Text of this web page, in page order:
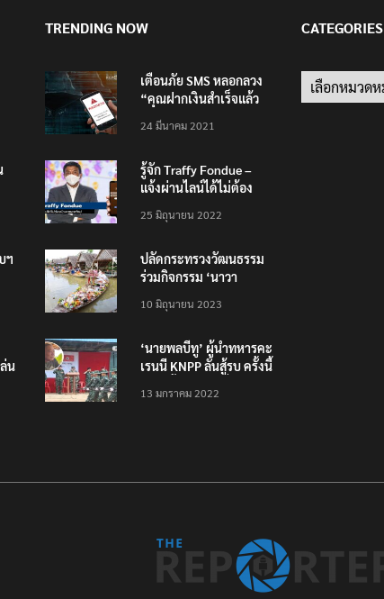
ฯ
น
TRENDING NOW
เตือนภัย SMS หลอกลวง
“คุณฝากเงินสำเร็จแล้ว
200,000 บาท”
24 มีนาคม 2021
รู้จัก Traffy Fondue –
แจ้งผ่านไลน์ได้ไม่ต้อง
ทั่วไทย ไม่ใช่แค่ในกรุง
25 มิถุนายน 2022
ปลัดกระทรวงวัฒนธรรม
ร่วมกิจกรรม ‘นาวา
ตักบาตรทางน้ำ
10 มิถุนายน 2023
‘นายพลบีทู’ ผู้นำทหารคะ
เรนนี KNPP ลั่นสู้รบ ครั้งนี้
ประชาชนต้องชนะ
13 มกราคม 2022
CATEGORIES
Categories